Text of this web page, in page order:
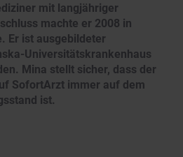
mit langjähriger
machte er 2008 in
Er ist ausgebildeter
Universitätskrankenhaus
Mina stellt sicher, dass der
SofortArzt immer auf dem
ist.